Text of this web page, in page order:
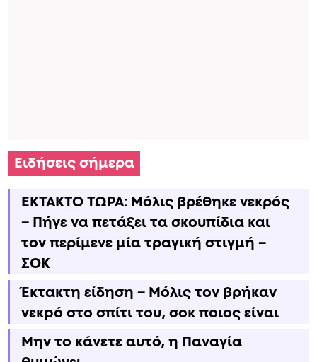
Ειδήσεις σήμερα
ΕΚΤΑΚΤΟ ΤΩΡΑ: Μόλις βρέθηκε νεκρός
– Πήγε να πετάξει τα σκουπίδια και
τον περίμενε μία τραγική στιγμή –
ΣΟΚ
Έκτακτη είδηση – Μόλις τον βρήκαν
νεκpό στο σπίτι του, σoκ ποιος είναι
Μην το κάνετε αυτό, η Παναγία